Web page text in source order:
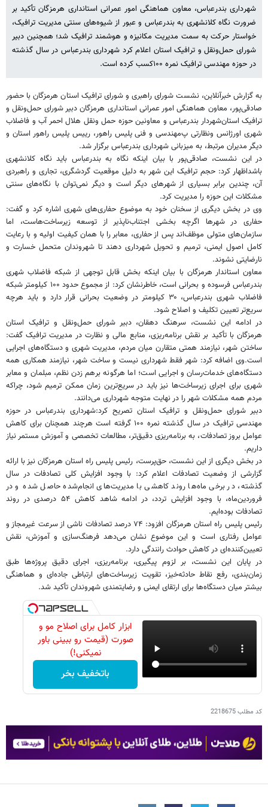
شهرداری بندرعباس، معاون هماهنگی امور عمرانی استانداری هرمزگان تأکید بر
ضرورت نگاه کلانشهری به بندرعباس و عبور از شیوه‌های سنتی مدیریت ترافیک،
خواستار حرکت به سمت مدیریت مکانیزه و هوشمند ترافیک شد؛ همچنین دبیر
شورای حمل‌ونقل و ترافیک استان اعلام کرد شهرداری بندرعباس در سال گذشته
در حوزه مهندسی ترافیک نمره ۱۰۰کسب کرده است.
به گزارش خبرآنلاین، نشست شورای راهبری و شورای ترافیک استان هرمزگان با حضور
صادقی‌پور، معاون هماهنگی امور عمرانی استانداری هرمزگان دبیر شورای حمل‌ونقل و
ترافیک استانشهردار بندرعباس و معاونین حوزه حمل ونقل هلال احمر آب و فاضلاب
شهری اورژانس ونظارتی پ‌مهندسی و فنی پلیس راهور، رییس پلیس راهور استان و
دیگر مدیران مرتبط، به میزبانی شهرداری بندرعباس برگزار شد.
در این نشست، صادقی‌پور با بیان اینکه نگاه به بندرعباس باید نگاه کلانشهری
باشداظهار کرد: حجم ترافیک این شهر به دلیل موقعیت گردشگری، تجاری و راهبردی
آن، چندین برابر بسیاری از شهرهای دیگر است و دیگر نمی‌توان با نگاه‌های سنتی
مشکلات این حوزه را مدیریت کرد.
وی در بخش دیگری از سخنان خود به موضوع حفاری‌های شهری اشاره کرد و گفت:
حفاری در شهرها اگرچه بخشی اجتناب‌ناپذیر از توسعه زیرساخت‌هاست، اما
سازمان‌های متولی موظف‌اند پس از حفاری، معابر را با همان کیفیت اولیه و با رعایت
کامل اصول ایمنی، ترمیم و تحویل شهرداری دهند تا شهروندان متحمل خسارت و
نارضایتی نشوند.
معاون استاندار هرمزگان با بیان اینکه بخش قابل توجهی از شبکه فاضلاب شهری
بندرعباس فرسوده و بحرانی است، خاطرنشان کرد: از مجموع حدود ۱۰۰ کیلومتر شبکه
فاضلاب شهری بندرعباس، ۳۰ کیلومتر در وضعیت بحرانی قرار دارد و باید هرچه
سریع‌تر تعیین تکلیف و اصلاح شود.
در ادامه این نشست، سرهنگ دهقان، دبیر شورای حمل‌ونقل و ترافیک استان
هرمزگان با تأکید بر نقش برنامه‌ریزی، منابع مالی و نظارت در مدیریت ترافیک گفت:
ساختن شهر، نیازمند همتی متقارن میان مردم، مدیریت شهری و دستگاه‌های اجرایی
است.وی اضافه کرد: شهر فقط شهرداری نیست و ساخت شهر، نیازمند همکاری همه
دستگاه‌های خدمات‌رسان و اجرایی است؛ اما هرگونه برهم زدن نظم، مبلمان و معابر
شهری برای اجرای زیرساخت‌ها نیز باید در سریع‌ترین زمان ممکن ترمیم شود، چراکه
مردم همه مشکلات شهر را در نهایت متوجه شهرداری می‌دانند.
دبیر شورای حمل‌ونقل و ترافیک استان تصریح کرد:شهرداری بندرعباس در حوزه
مهندسی ترافیک در سال گذشته نمره ۱۰۰ گرفته است هرچند همچنان برای کاهش
عوامل بروز تصادفات، به برنامه‌ریزی دقیق‌تر، مطالعات تخصصی و آموزش مستمر نیاز
داریم.
در بخش دیگری از این نشست، حق‌پرست، رئیس پلیس راه استان هرمزگان نیز با ارائه
گزارشی از وضعیت تصادفات اعلام کرد: با وجود افزایش کلی تصادفات در سال
گذشته، در برخی ماه‌ها روند کاهشی با مدیریت‌های انجام‌شده حاصل شده و در
فروردین‌ماه، با وجود افزایش تردد، در ادامه شاهد کاهش ۵۴ درصدی در روند
تصادفات بوده‌ایم.
رئیس پلیس راه استان هرمزگان افزود: ۷۴ درصد تصادفات ناشی از سرعت غیرمجاز و
عوامل رفتاری است و این موضوع نشان می‌دهد فرهنگ‌سازی و آموزش، نقش
تعیین‌کننده‌ای در کاهش حوادث رانندگی دارد.
در پایان این نشست، بر لزوم پیگیری، برنامه‌ریزی، اجرای دقیق پروژه‌ها طبق
زمان‌بندی، رفع نقاط حادثه‌خیز، تقویت زیرساخت‌های ارتباطی جاده‌ای و هماهنگی
بیشتر میان دستگاه‌ها برای ارتقای ایمنی و رضایتمندی شهروندان تأکید شد.
ابزار کامل برای اصلاح مو و
صورت (قیمت رو ببینی باور
نمیکنی!)
باتخفیف بخر
کد مطلب2218675